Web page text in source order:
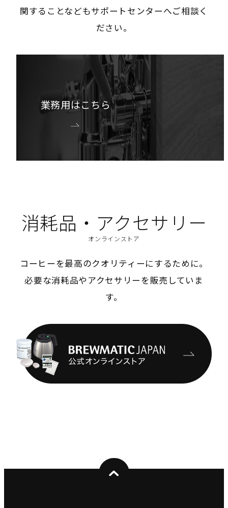
関することなどもサポートセンターへご相談く
ださい。
業務用はこちら
消耗品・アクセサリー
オンラインストア
コーヒーを最高のクオリティーにするために。
必要な消耗品やアクセサリーを販売していま
す。